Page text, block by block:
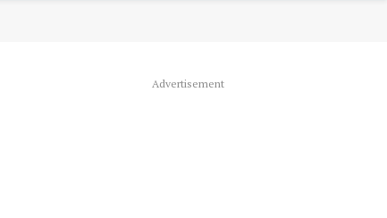
Advertisement